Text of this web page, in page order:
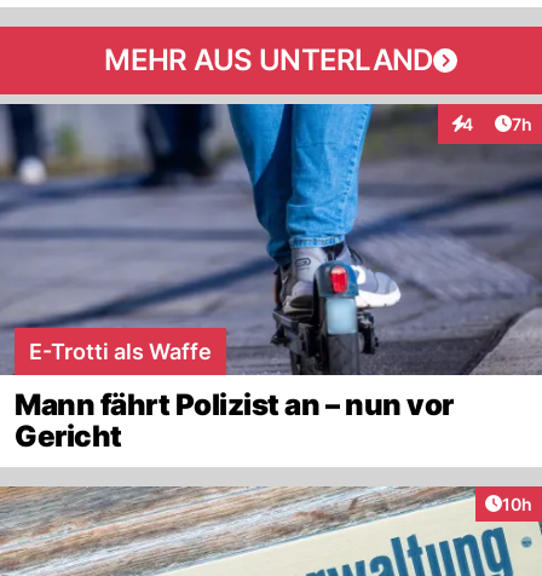
MEHR AUS UNTERLAND
4 7h
E-Trotti als Waffe
Mann fährt Polizist an – nun vor
Gericht
10h